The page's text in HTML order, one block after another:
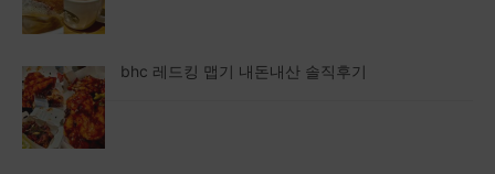
bhc 레드킹 맵기 내돈내산 솔직후기